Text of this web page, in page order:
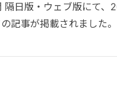
日版・ウェブ版にて
記事が掲載されました